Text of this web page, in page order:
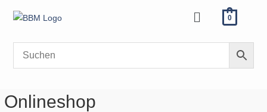
Inhalt
Menü 0
Onlineshop